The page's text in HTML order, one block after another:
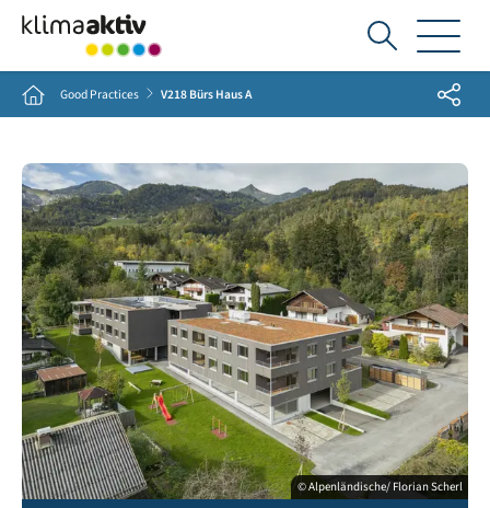
Ich
suche...
Home Good Practices V218 Bürs Haus A Share
© Alpenländische/ Florian Scherl